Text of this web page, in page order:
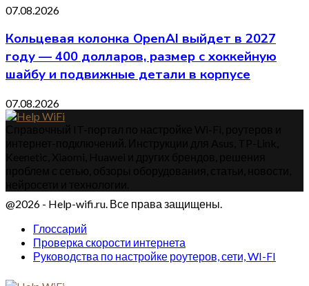
07.08.2026
Кольцевая колонка OpenAI выйдет в 2027
году — 400 долларов, размер с хоккейную
шайбу и подвижные детали в корпусе
07.08.2026
@2026 - Help-wifi.ru. Все права защищены.
Глоссарий
Проверка скорости интернета
Руководства по настройке роутеров, сети, WI-FI